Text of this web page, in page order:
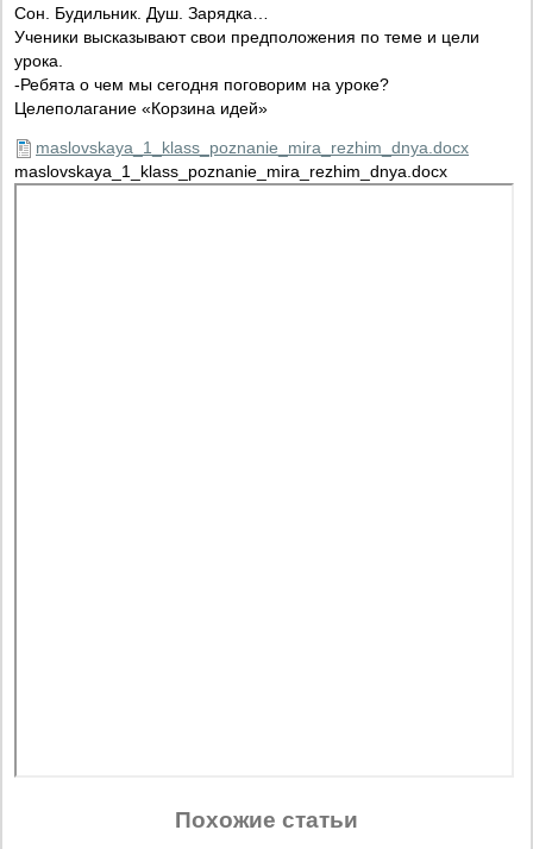
Сон. Будильник. Душ. Зарядка…
Ученики высказывают свои предположения по теме и цели
урока.
-Ребята о чем мы сегодня поговорим на уроке?
Целеполагание «Корзина идей»
maslovskaya_1_klass_poznanie_mira_rezhim_dnya.docx
maslovskaya_1_klass_poznanie_mira_rezhim_dnya.docx
Похожие статьи